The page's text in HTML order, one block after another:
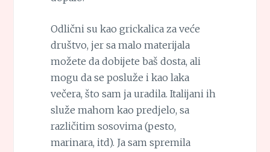
Odlični su kao grickalica za veće
društvo, jer sa malo materijala
možete da dobijete baš dosta, ali
mogu da se posluže i kao laka
večera, što sam ja uradila. Italijani ih
služe mahom kao predjelo, sa
različitim sosovima (pesto,
marinara, itd). Ja sam spremila